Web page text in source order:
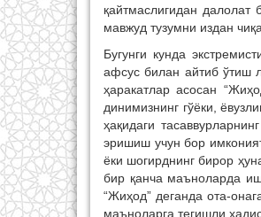
қайтмаслигидан далолат
мавжуд тузумни издан
Бугунги кунда
афсус билан айтиб ўтиш
ҳаракатлар асосан
динимизнинг гўёки,
ҳақидаги
эришиш учун бор
ёки шогирднинг бирор
бир қанча маъноларда
“Жиҳод” деганда ота-
маъноларга тегишли